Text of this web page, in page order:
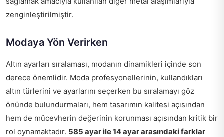
zenginleştirilmiştir.
Modaya Yön Verirken
Altın ayarları sıralaması, modanın dinamikleri içinde son
derece önemlidir. Moda profesyonellerinin, kullandıkları
altın türlerini ve ayarlarını seçerken bu sıralamayı göz
önünde bulundurmaları, hem tasarımın kalitesi açısından
hem de mücevherin değerinin korunması açısından kritik bir
rol oynamaktadır. 585 ayar ile 14 ayar arasındaki farklar